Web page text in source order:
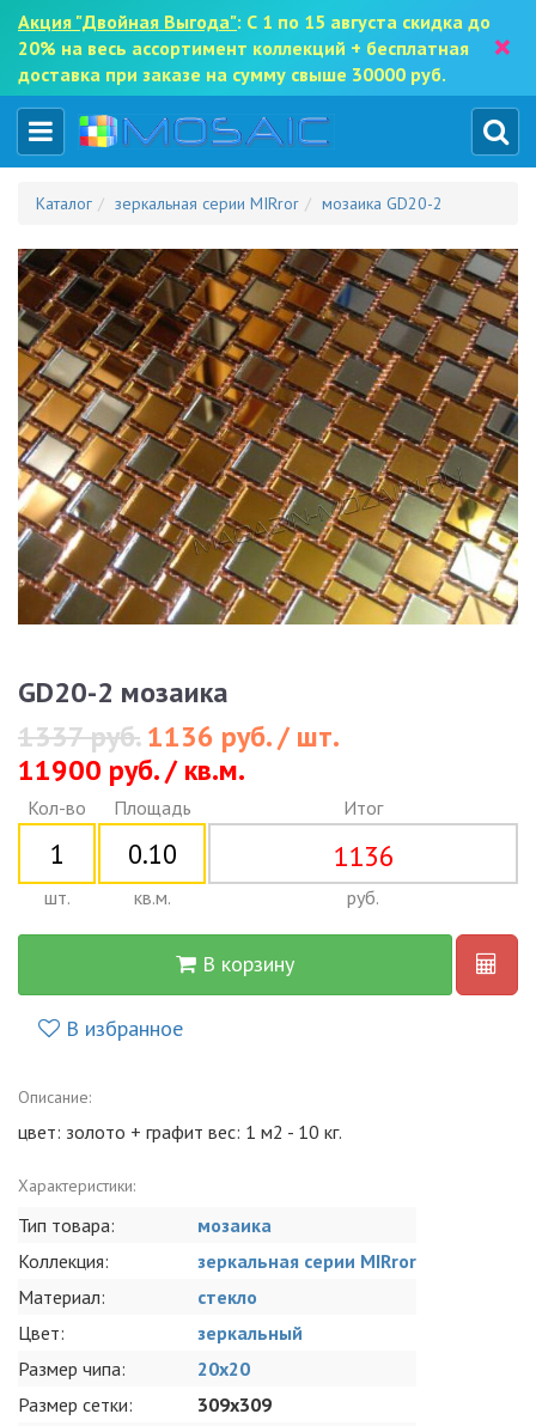
Акция "Двойная Выгода": С 1 по 15 августа скидка до
20% на весь ассортимент коллекций + бесплатная
доставка при заказе на сумму свыше 30000 руб.
×
Каталог зеркальная серии MIRror мозаика GD20-2
GD20-2 мозаика
1337 руб.1136 руб. / шт.
11900 руб. / кв.м.
Кол-во
шт.
Площадь
кв.м.
Итог
1136
руб.
В корзину
В избранное
Описание:
цвет: золото + графит вес: 1 м2 - 10 кг.
Характеристики:
Тип товара:
мозаика
Коллекция:
зеркальная серии MIRror
Материал:
стекло
Цвет:
зеркальный
Размер чипа:
20x20
Размер сетки:
309x309